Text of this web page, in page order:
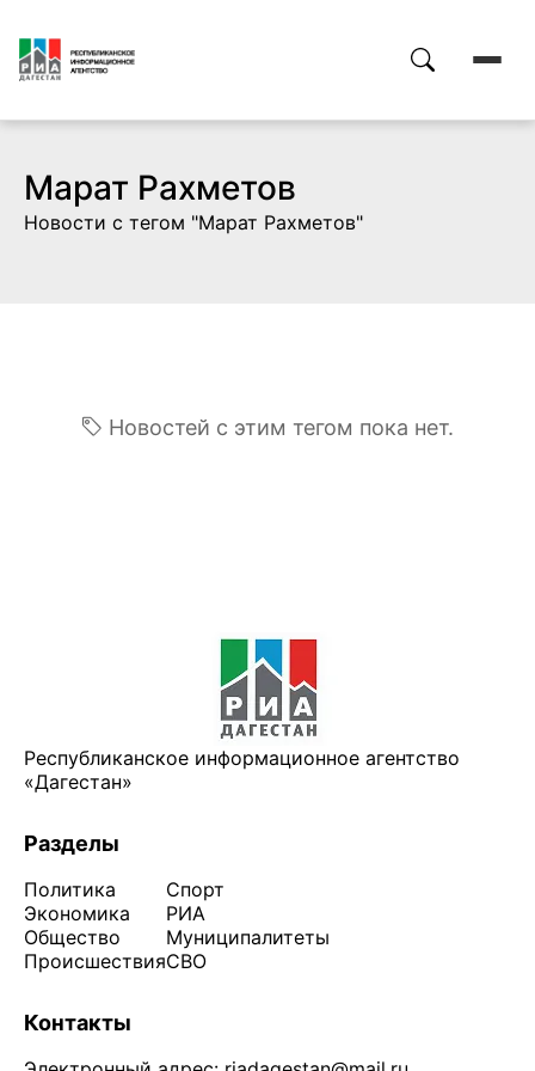
Марат Рахметов
Новости с тегом "Марат Рахметов"
Новостей с этим тегом пока нет.
Республиканское информационное агентство
«Дагестан»
Разделы
Политика
Экономика
Общество
Происшествия
Спорт
РИА
Муниципалитеты
СВО
Контакты